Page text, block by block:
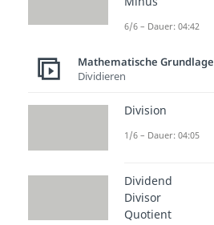
zur
Mit
zählen, wie
Bücher auf
beantworten
Mit
du Positionen
6/6 – Dauer: 04:42
Mathematische
Dividieren
Division
1/6 – Dauer: 04:05
Dividend
Divisor
Quotient